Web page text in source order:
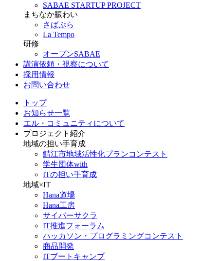
SABAE STARTUP PROJECT
まちなか賑わい
さばぷら
La Tempo
研修
オープンSABAE
講演依頼・視察について
採用情報
お問い合わせ
トップ
お知らせ一覧
エル・コミュニティについて
プロジェクト紹介
地域の担い手育成
鯖江市地域活性化プランコンテスト
学生団体with
ITの担い手育成
地域×IT
Hana道場
Hana工房
サイバーサクラ
IT推進フォーラム
ハッカソン・プログラミングコンテスト
商品開発
ITブートキャンプ